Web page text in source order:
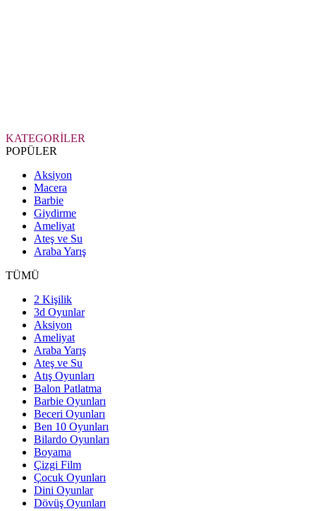
KATEGORİLER
POPÜLER
Aksiyon
Macera
Barbie
Giydirme
Ameliyat
Ateş ve Su
Araba Yarış
TÜMÜ
2 Kişilik
3d Oyunlar
Aksiyon
Ameliyat
Araba Yarış
Ateş ve Su
Atış Oyunları
Balon Patlatma
Barbie Oyunları
Beceri Oyunları
Ben 10 Oyunları
Bilardo Oyunları
Boyama
Çizgi Film
Çocuk Oyunları
Dini Oyunlar
Dövüş Oyunları